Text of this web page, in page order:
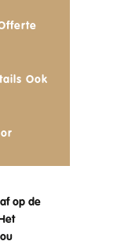
Ook
op de